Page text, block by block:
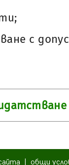
с
общи